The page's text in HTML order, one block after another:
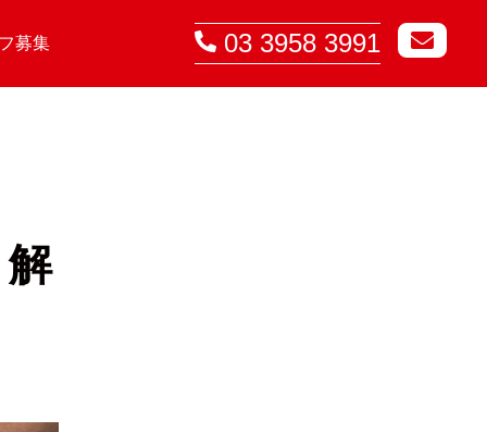
募集 03 3958 3991